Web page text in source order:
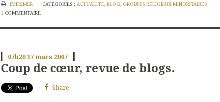
IMPRIMER CATÉGORIES : ACTUALITÉ, BLOG, GROUPES RELIGIEUX MINORITAIRES
1 COMMENTAIRE
07h2017mars 2007
Coup de cœur, revue de blogs.
Share